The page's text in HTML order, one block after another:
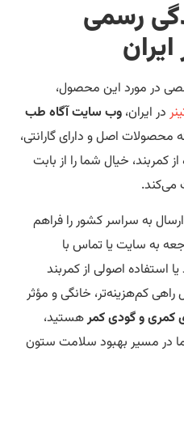
رسمی
مورد این محصول،
ایران،وب سایت آگاه‌ طب
اصل و دارای گارانتی،
خیال شما را از بابت
سراسر کشور را فراهم
سایت یا تماس با
اصولی از کمربند
کم‌هزینه‌تر، خانگی و مؤثر
و گودی کمرهستید،
مسیر بهبود سلامت ستون